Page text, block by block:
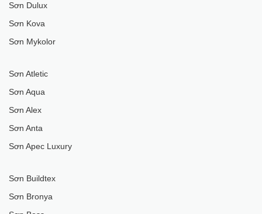
Sơn Dulux
Sơn Kova
Sơn Mykolor
Sơn Atletic
Sơn Aqua
Sơn Alex
Sơn Anta
Sơn Apec Luxury
Sơn Buildtex
Sơn Bronya